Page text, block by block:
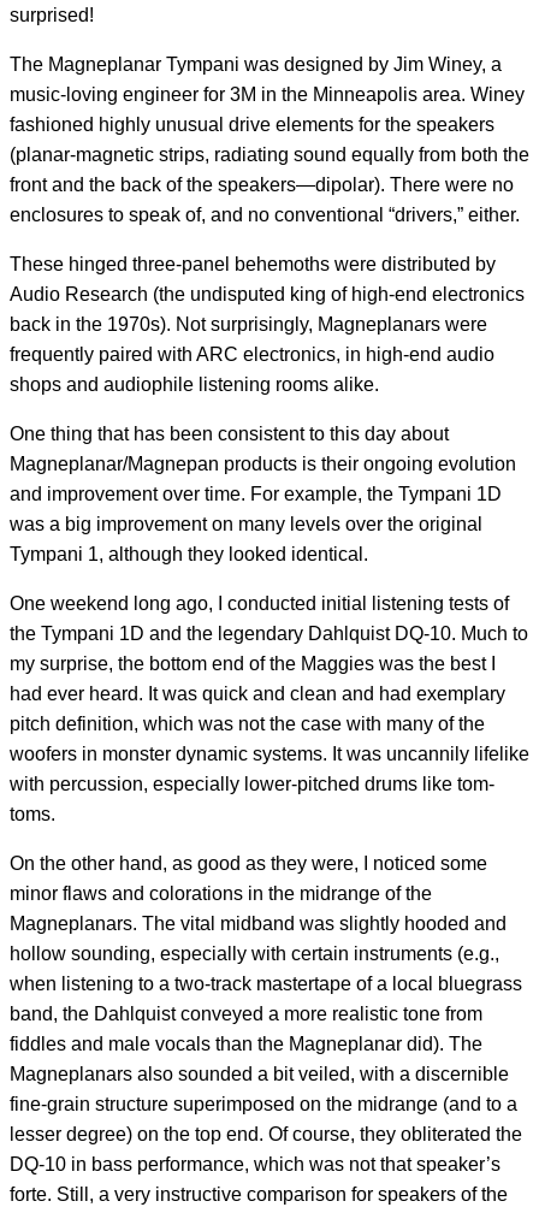
surprised!
The Magneplanar Tympani was designed by Jim Winey, a
music-loving engineer for 3M in the Minneapolis area. Winey
fashioned highly unusual drive elements for the speakers
(planar-magnetic strips, radiating sound equally from both the
front and the back of the speakers—dipolar). There were no
enclosures to speak of, and no conventional “drivers,” either.
These hinged three-panel behemoths were distributed by
Audio Research (the undisputed king of high-end electronics
back in the 1970s). Not surprisingly, Magneplanars were
frequently paired with ARC electronics, in high-end audio
shops and audiophile listening rooms alike.
One thing that has been consistent to this day about
Magneplanar/Magnepan products is their ongoing evolution
and improvement over time. For example, the Tympani 1D
was a big improvement on many levels over the original
Tympani 1, although they looked identical.
One weekend long ago, I conducted initial listening tests of
the Tympani 1D and the legendary Dahlquist DQ-10. Much to
my surprise, the bottom end of the Maggies was the best I
had ever heard. It was quick and clean and had exemplary
pitch definition, which was not the case with many of the
woofers in monster dynamic systems. It was uncannily lifelike
with percussion, especially lower-pitched drums like tom-
toms.
On the other hand, as good as they were, I noticed some
minor flaws and colorations in the midrange of the
Magneplanars. The vital midband was slightly hooded and
hollow sounding, especially with certain instruments (e.g.,
when listening to a two-track mastertape of a local bluegrass
band, the Dahlquist conveyed a more realistic tone from
fiddles and male vocals than the Magneplanar did). The
Magneplanars also sounded a bit veiled, with a discernible
fine-grain structure superimposed on the midrange (and to a
lesser degree) on the top end. Of course, they obliterated the
DQ-10 in bass performance, which was not that speaker’s
forte. Still, a very instructive comparison for speakers of the